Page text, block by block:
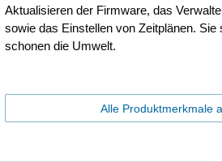
Aktualisieren der Firmware, das
sowie das Einstellen von Zeitplänen. Sie
schonen die Umwelt.
Alle Produktmerkmale